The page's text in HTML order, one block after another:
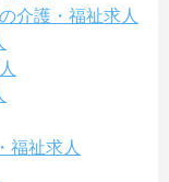
介護・福祉求人
福祉求人